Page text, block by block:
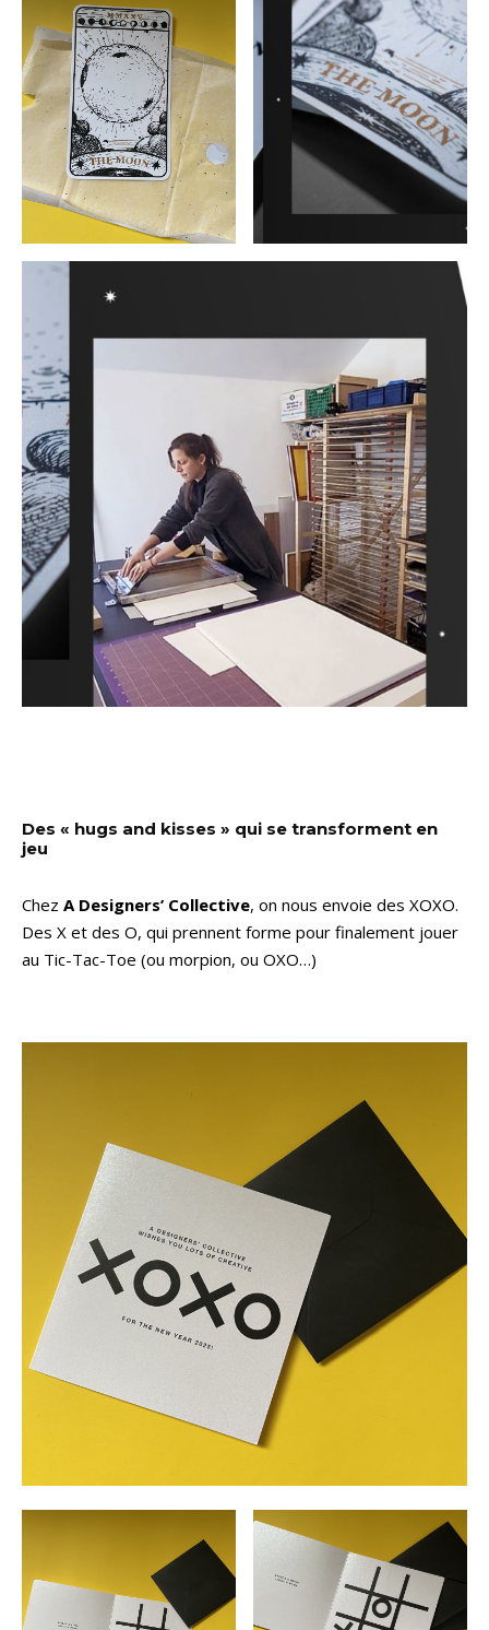
Des « hugs and kisses » qui se transforment en
jeu
Chez A Designers’ Collective, on nous envoie des XOXO.
Des X et des O, qui prennent forme pour finalement jouer
au Tic-Tac-Toe (ou morpion, ou OXO…)